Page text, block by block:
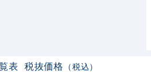
表 税抜価格 （税込）